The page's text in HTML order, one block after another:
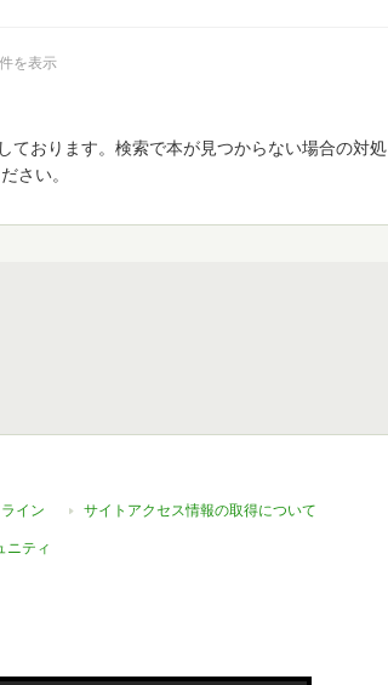
を表示
ております。検索で本が見つからない場合の対処
さい。
イン サイトアクセス情報の取得について
ニティ